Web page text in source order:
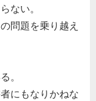
ない。
問題を乗り越え
。
にもなりかねな